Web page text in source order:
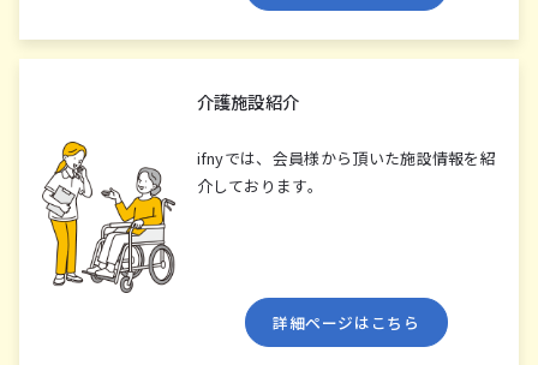
介護施設紹介
ifnyでは、会員様から頂いた施設情報を紹
介しております。
詳細ページはこちら